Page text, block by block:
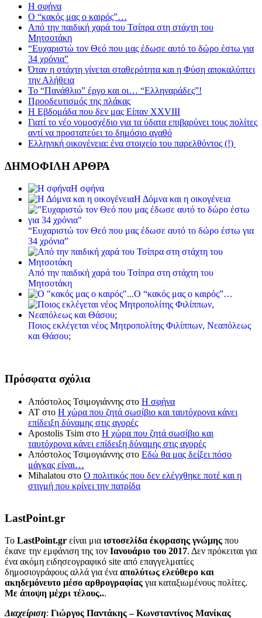
Η σφήνα
Ο “κακός μας ο καιρός”…
Από την παιδική χαρά του Τσίπρα στη στάχτη του
Μητσοτάκη
“Ευχαριστώ τον Θεό που μας έδωσε αυτό το δώρο έστω για
34 χρόνια”
Όταν η στάχτη γίνεται σταθερότητα και η Φύση αποκαλύπτει
την Αλήθεια
Το “Πανάθλιο” έργο και οι… “Ελληναράδες”!
Προοδευτισμός της πλάκας
Η Εβδομάδα που δεν μας Είπαν XXVIII
Γιατί το νέο νομοσχέδιο για τα ύδατα επιβαρύνει τους πολίτες
αντί να προστατεύει το δημόσιο αγαθό
Ελληνική οικογένεια: ένα στοιχείο του παρελθόντος (!)
ΔΗΜΟΦΙΛΗ ΑΡΘΡΑ
Η σφήνα
Η Δόμνα και η οικογένεια
“Ευχαριστώ τον Θεό που μας έδωσε αυτό το δώρο έστω για
34 χρόνια”
Από την παιδική χαρά του Τσίπρα στη στάχτη του
Μητσοτάκη
Ο “κακός μας ο καιρός”…
Ποιος εκλέγεται νέος Μητροπολίτης Φιλίππων, Νεαπόλεως
και Θάσου;
Πρόσφατα σχόλια
Απόστολος Τσιμογιάννης στο Η σφήνα
ΑΤ στο Η χώρα που ζητά σωσίβιο και ταυτόχρονα κάνει
επίδειξη δύναμης στις αγορές
Apostolis Tsim στο Η χώρα που ζητά σωσίβιο και
ταυτόχρονα κάνει επίδειξη δύναμης στις αγορές
Απόστολος Τσιμογιάννης στο Εδώ θα μας δείξει πόσο
μάγκας είναι…
Mihalatou στο Ο πολιτικός που δεν ελέγχθηκε ποτέ και η
στιγμή που κρίνει την πατρίδα
LastPoint.gr
To LastPoint.gr είναι μια ιστοσελίδα έκφρασης γνώμης που
έκανε την εμφάνιση της τον Ιανουάριο του 2017. Δεν πρόκειται για
ένα ακόμη ειδησεογραφικό site από επαγγελματίες
δημοσιογράφους αλλά για ένα απολύτως ελεύθερο και
ακηδεμόνευτο μέσο αρθρογραφίας για καταξιωμένους πολίτες.
Με άποψη μέχρι τέλους...
Διαχείριση: Γιώργος Παντάκης – Κωνσταντίνος Μανίκας